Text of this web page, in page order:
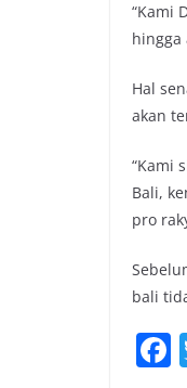
“Kami
hingga
Hal
akan
“Kami
Bali,
pro
bali